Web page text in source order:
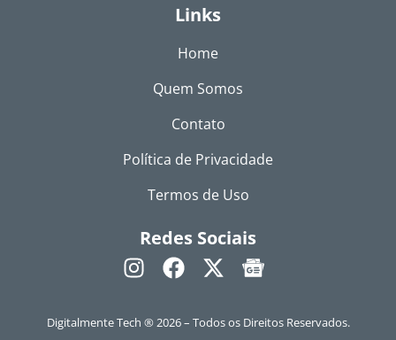
Links
Home
Quem Somos
Contato
Política de Privacidade
Termos de Uso
Redes Sociais
Digitalmente Tech ® 2026 – Todos os Direitos Reservados.